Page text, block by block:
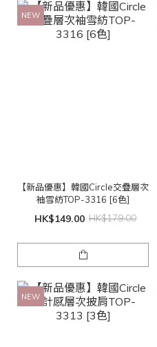
NEW
【新品優惠】韓國Circle交疊層次
袖雪紡TOP-3316 [6色]
HK$149.00 HK$179.00
NEW